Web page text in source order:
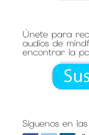
Únete para
audios de
encontrar la
Síguenos en